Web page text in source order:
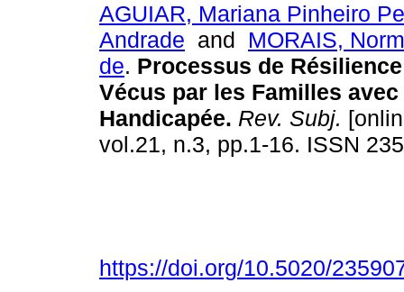
AGUIAR, Mariana Pinheiro
Andrade and MORAIS,
de. Processus de
Vécus par les Familles
Handicapée. Rev. Subj.
vol.21, n.3, pp.1-16. ISSN
https://doi.org/10.5020/